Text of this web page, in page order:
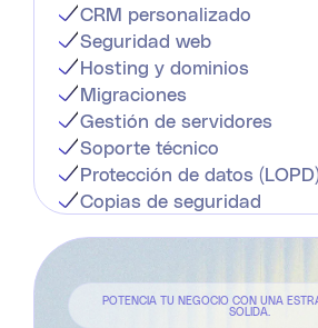
CRM personalizado
Seguridad web
Hosting y dominios
Migraciones
Gestión de servidores
Soporte técnico
Protección de datos (LOPD)
Copias de seguridad
POTENCIA TU NEGOCIO CON UNA
SOLIDA.